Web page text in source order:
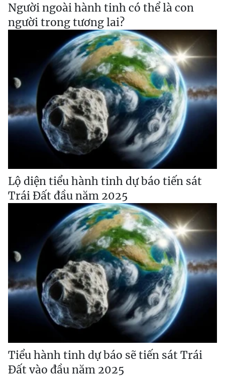
Người ngoài hành tinh có thể là con
người trong tương lai?
Lộ diện tiểu hành tinh dự báo tiến sát
Trái Đất đầu năm 2025
Tiểu hành tinh dự báo sẽ tiến sát Trái
Đất vào đầu năm 2025